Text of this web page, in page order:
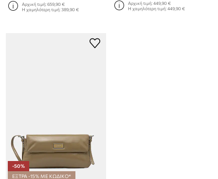
Αρχική τιμή:659,90 €
Η χαμηλότερη τιμή:389,90 €
Αρχική τιμή:449,90 €
Η χαμηλότερη τιμή:449,90 €
-50%
ΕΞΤΡΑ -15% ΜΕ ΚΩΔΙΚΟ*